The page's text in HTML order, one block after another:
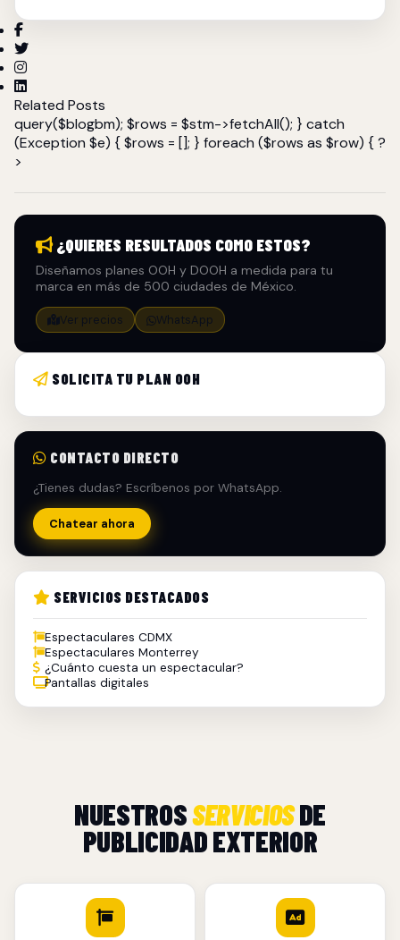
Related Posts
query($blogbm); $rows = $stm->fetchAll(); } catch
(Exception $e) { $rows = []; } foreach ($rows as $row) { ?
>
¿QUIERES RESULTADOS COMO ESTOS?
Diseñamos planes OOH y DOOH a medida para tu
marca en más de 500 ciudades de México.
Ver precios WhatsApp
SOLICITA TU PLAN OOH
CONTACTO DIRECTO
¿Tienes dudas? Escríbenos por WhatsApp.
Chatear ahora
SERVICIOS DESTACADOS
Espectaculares CDMX
Espectaculares Monterrey
¿Cuánto cuesta un espectacular?
Pantallas digitales
NUESTROSSERVICIOSDE
PUBLICIDAD EXTERIOR